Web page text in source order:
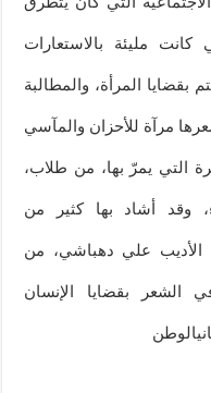
كانت مليئة بالاستعارات
بقضايا المرأة، والمطالبة
مرآة للأحزان والمآسي
التي يمرّ بها، من طلاب،
وقد أشاد بها كثير من
الأديب علي دهباشي، من
الشعر بقضايا الإنسان